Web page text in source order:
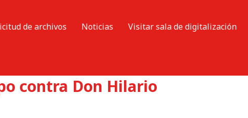
de archivos Noticias
Visitar sala de digitalización
contra Don Hilario